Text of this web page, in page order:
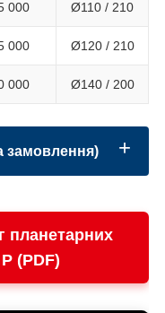
000 Ø110 / 210
000 Ø120 / 210
000 Ø140 / 200
замовлення)
планетарних
P (PDF)